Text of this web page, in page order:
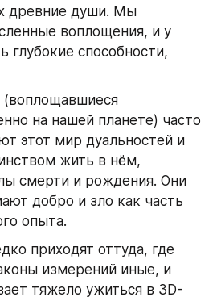
древние души. Мы
воплощения, и у
глубокие способности,
(воплощавшиеся
на нашей планете) часто
этот мир дуальностей и
жить в нём,
смерти и рождения. Они
добро и зло как часть
опыта.
приходят оттуда, где
измерений иные, и
тяжело ужиться в 3D-